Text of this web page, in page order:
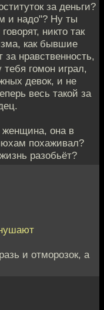
за деньги?
и надо"? Ну ты
никто так
как бывшие
за нравственность,
гомон играл,
девок, и не
весь такой за
женщина, она в
похаживал?
разобьёт?
и отморозок, а